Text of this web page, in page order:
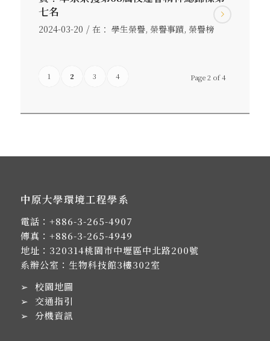
七名
2024-03-20 / 在： 學生榮譽, 榮譽事蹟, 榮譽榜
Page 2 of 4
1 2 3 4
中原大學環境工程學系
電話： +886-3-265-4907
傳真：+886-3-265-4949
地址： 320314桃園市中壢區中北路200號
系辦公室：生物科技館3樓302室
➢ 校園地圖
➢ 交通指引
➢ 分機資訊